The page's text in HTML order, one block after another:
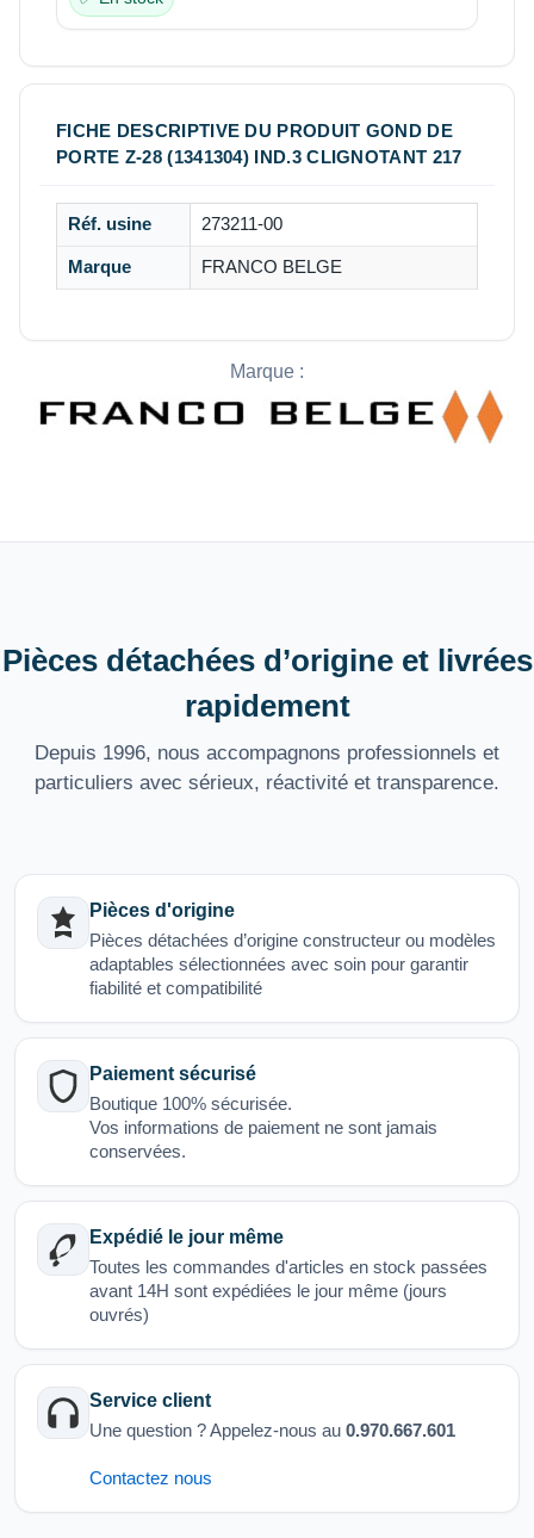
FICHE DESCRIPTIVE DU PRODUIT GOND DE
PORTE Z-28 (1341304) IND.3 CLIGNOTANT 217
Réf. usine 273211-00
Marque FRANCO BELGE
Marque :
Pièces détachées d’origine et livrées
rapidement
Depuis 1996, nous accompagnons professionnels et
particuliers avec sérieux, réactivité et transparence.
Pièces d'origine
Pièces détachées d’origine constructeur ou modèles
adaptables sélectionnées avec soin pour garantir
fiabilité et compatibilité
Paiement sécurisé
Boutique 100% sécurisée.
Vos informations de paiement ne sont jamais
conservées.
Expédié le jour même
Toutes les commandes d'articles en stock passées
avant 14H sont expédiées le jour même (jours
ouvrés)
Service client
Une question ? Appelez-nous au 0.970.667.601
Contactez nous